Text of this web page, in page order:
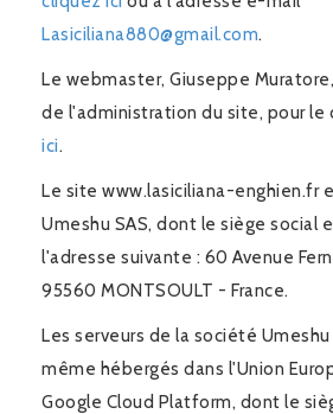
Lasiciliana880@gmail.com.
Le webmaster, Giuseppe
de l'administration du site, pour le
ici.
Le site www.lasiciliana-enghien.fr
Umeshu SAS, dont le siège social
l'adresse suivante : 60 Avenue
95560 MONTSOULT - France.
Les serveurs de la société
même hébergés dans l'Union
Google Cloud Platform, dont le